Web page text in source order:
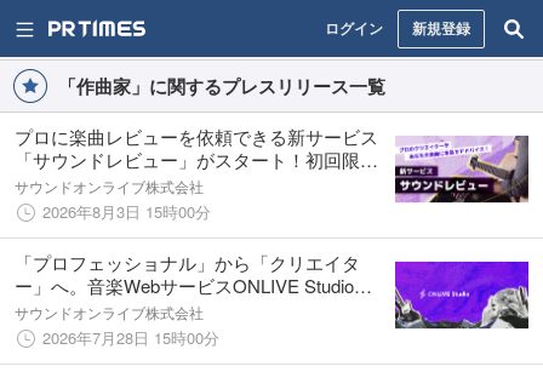
ログイン 新規登録
「作曲家」に関するプレスリリース一覧
プロに楽曲レビューを依頼できる新サービス
「サウンドレビュー」がスタート！初回限定
割引キャンペーン中！【ONLIVE Studio】
サウンドオンライブ株式会社
2026年8月3日 15時00分
「プロフェッショナル」から「クリエイタ
ー」へ。音楽WebサービスONLIVE Studio内
の名称を変更
サウンドオンライブ株式会社
2026年7月28日 15時00分